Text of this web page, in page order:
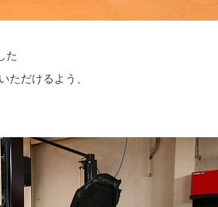
た
ただけるよう、